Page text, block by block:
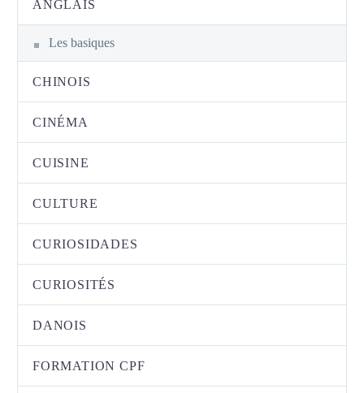
ANGLAIS
Les basiques
CHINOIS
CINÉMA
CUISINE
CULTURE
CURIOSIDADES
CURIOSITÉS
DANOIS
FORMATION CPF